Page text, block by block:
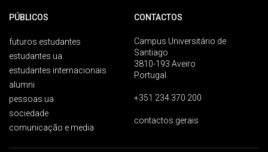
PÚBLICOS
futuros estudantes
estudantes ua
estudantes internacionais
alumni
pessoas ua
sociedade
comunicação e media
CONTACTOS
Campus Universitário de
Santiago
3810-193 Aveiro
Portugal
+351 234 370 200
contactos gerais